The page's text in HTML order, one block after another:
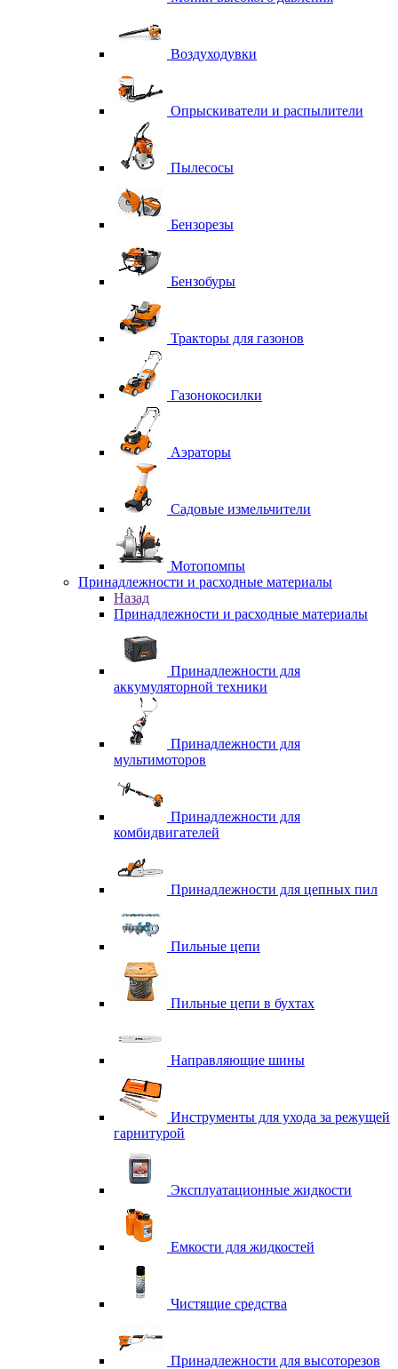
Воздуходувки
Опрыскиватели и распылители
Пылесосы
Бензорезы
Бензобуры
Тракторы для газонов
Газонокосилки
Аэраторы
Садовые измельчители
Мотопомпы
Принадлежности и расходные материалы
Назад
Принадлежности и расходные материалы
Принадлежности для
аккумуляторной техники
Принадлежности для
мультимоторов
Принадлежности для
комбидвигателей
Принадлежности для цепных пил
Пильные цепи
Пильные цепи в бухтах
Направляющие шины
Инструменты для ухода за режущей
гарнитурой
Эксплуатационные жидкости
Емкости для жидкостей
Чистящие средства
Принадлежности для высоторезов